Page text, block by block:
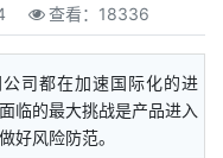
查看： 18336
司都在加速国际化的进
临的最大挑战是产品进入
好风险防范。